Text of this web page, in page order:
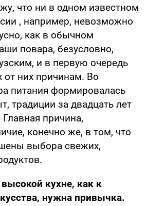
что ни в одном известном
, например, невозможно
как в обычном
повара, безусловно,
и в первую очередь
от них причинам. Во
питания формировалась
традиции за двадцать лет
причина,
конечно же, в том, что
выбора свежих,
кухне, как к
нужна привычка.